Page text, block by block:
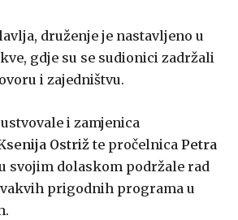
druženje je nastavljeno u
gdje su se sudionici zadržali
i zajedništvu.
i zamjenica
Ostriž te pročelnica Petra
svojim dolaskom podržale rad
prigodnih programa u